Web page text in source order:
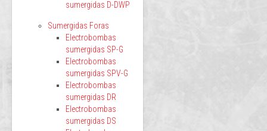
sumergidas D-DWP
Sumergidas Foras
Electrobombas
sumergidas SP-G
Electrobombas
sumergidas SPV-G
Electrobombas
sumergidas DR
Electrobombas
sumergidas DS